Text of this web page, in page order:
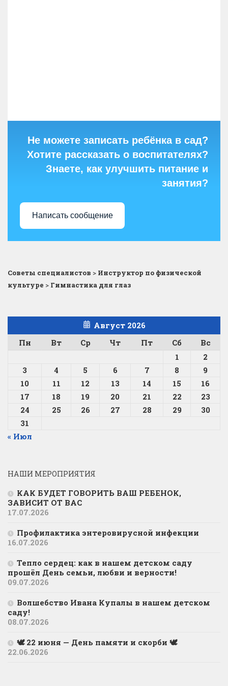
Не можете записать ребёнка в сад?
Хотите рассказать о воспитателях?
Знаете, как улучшить питание и
занятия?
Написать сообщение
Советы специалистов > Инструктор по физической
культуре > Гимнастика для глаз
Август 2026
Пн
Вт Ср Чт Пт Сб
Вс
1
2
3
4 5 6 7 8
9
10
11 12 13 14 15
16
17
18 19 20 21 22
23
24
25 26 27 28 29
30
31
« Июл
НАШИ МЕРОПРИЯТИЯ
КАК БУДЕТ ГОВОРИТЬ ВАШ РЕБЕНОК,
ЗАВИСИТ ОТ ВАС
17.07.2026
Профилактика энтеровирусной инфекции
16.07.2026
Тепло сердец: как в нашем детском саду
прошёл День семьи, любви и верности!
09.07.2026
Волшебство Ивана Купалы в нашем детском
саду!
08.07.2026
🕊 22 июня — День памяти и скорби 🕊
22.06.2026